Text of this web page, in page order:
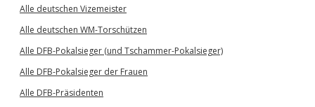
Alle deutschen Vizemeister
Alle deutschen WM-Torschützen
Alle DFB-Pokalsieger (und Tschammer-Pokalsieger)
Alle DFB-Pokalsieger der Frauen
Alle DFB-Präsidenten